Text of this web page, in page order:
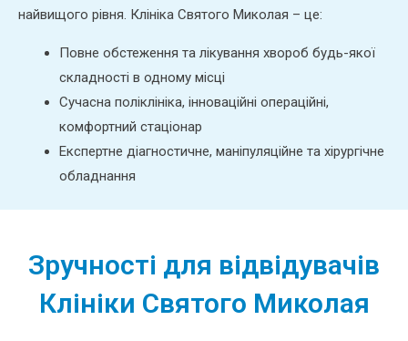
найвищого рівня. Клініка Святого Миколая – це:
Повне обстеження та лікування хвороб будь-якої
складності в одному місці
Сучасна поліклініка, інноваційні операційні,
комфортний стаціонар
Експертне діагностичне, маніпуляційне та хірургічне
обладнання
Зручності для відвідувачів
Клініки Святого Миколая